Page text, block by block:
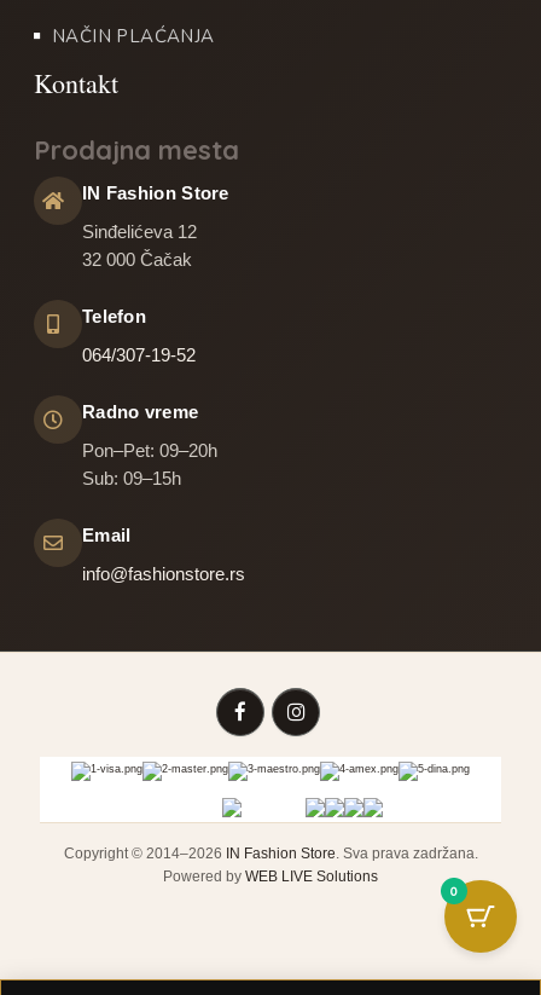
NAČIN PLAĆANJA
Prodajna mesta
IN Fashion Store
Sinđelićeva 12
32 000 Čačak
Telefon
064/307-19-52
Radno vreme
Pon–Pet: 09–20h
Sub: 09–15h
Email
info@fashionstore.rs
Copyright © 2014–2026 IN Fashion Store . Sva prava zadržana.
Powered by WEB LIVE Solutions
0